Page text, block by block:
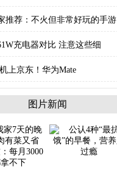
推荐：不火但非常好玩的手游
充电器对比 注意这些细
上京东！华为Mate
图片新闻